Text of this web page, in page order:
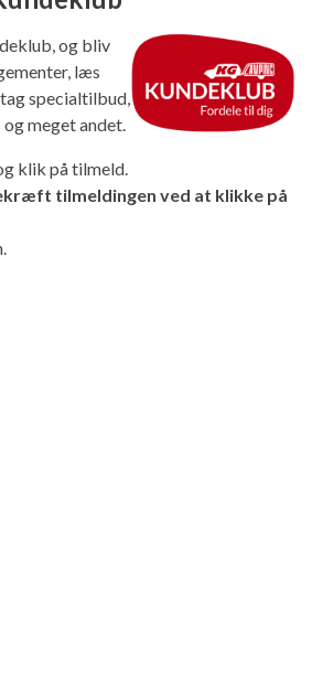
og bliv
læs
specialtilbud,
meget andet.
klik på tilmeld.
tilmeldingen ved at klikke på